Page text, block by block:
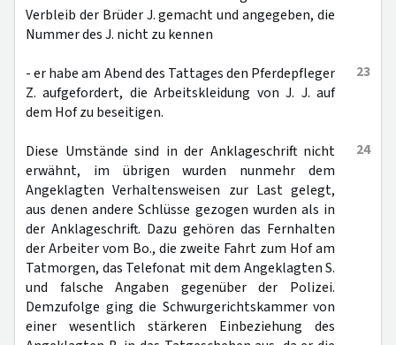
Verbleib der Brüder J. gemacht und angegeben, die
Nummer des J. nicht zu kennen
23
- er habe am Abend des Tattages den Pferdepfleger
Z. aufgefordert, die Arbeitskleidung von J. J. auf
dem Hof zu beseitigen.
24
Diese Umstände sind in der Anklageschrift nicht
erwähnt, im übrigen wurden nunmehr dem
Angeklagten Verhaltensweisen zur Last gelegt,
aus denen andere Schlüsse gezogen wurden als in
der Anklageschrift. Dazu gehören das Fernhalten
der Arbeiter vom Bo., die zweite Fahrt zum Hof am
Tatmorgen, das Telefonat mit dem Angeklagten S.
und falsche Angaben gegenüber der Polizei.
Demzufolge ging die Schwurgerichtskammer von
einer wesentlich stärkeren Einbeziehung des